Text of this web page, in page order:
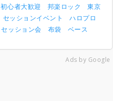
初心者大歓迎 邦楽ロック
東京
セッションイベント
ハロプロ
セッション会 布袋
ベース
Ads by Google